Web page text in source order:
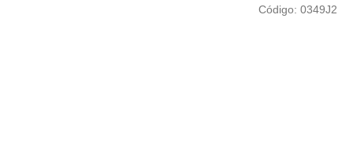
Código: 0349J2